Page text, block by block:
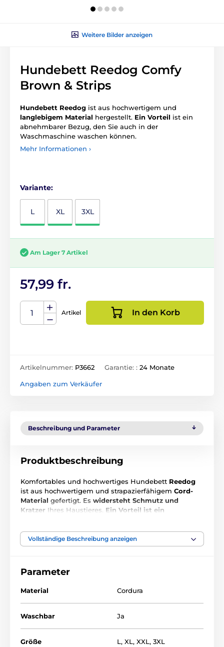
Weitere Bilder anzeigen
Hundebett Reedog Comfy
Brown & Strips
Hundebett Reedog ist aus hochwertigem und
langlebigem Material hergestellt. Ein Vorteil ist ein
abnehmbarer Bezug, den Sie auch in der
Waschmaschine waschen können.
Mehr Informationen ›
Variante:
L XL 3XL
Am Lager 7 Artikel
57,99 fr.
Artikel In den Korb
Artikelnummer: P3662 Garantie: : 24 Monate
Angaben zum Verkäufer
Beschreibung und Parameter
Produktbeschreibung
Komfortables und hochwertiges Hundebett Reedog
ist aus hochwertigem und strapazierfähigem Cord-
Material gefertigt. Es widersteht Schmutz und
Kratzer Ihres Haustieres. Ein Vorteil ist ein
aus dem Tubus, so verhindert es Wundliegen und Ihr
Hund wird die ganze Zeit glücklich faulenzen.
unser Hundebett REEDOG.
Vollständige Beschreibung anzeigen
Parameter
Material Cordura
Waschbar Ja
Größe L, XL, XXL, 3XL